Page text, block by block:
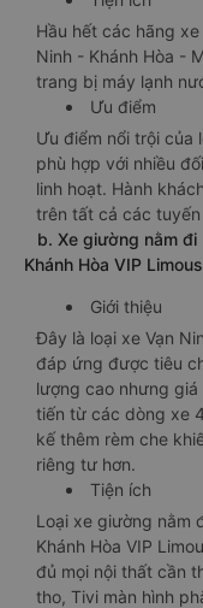
Hầu hết các hãng
Ninh - Khánh Hòa -
trang bị máy lạnh
Ưu điểm
Ưu điểm nổi trội của
phù hợp với nhiều
linh hoạt. Hành
trên tất cả các
b. Xe giường nằm đi
Khánh Hòa VIP
Giới thiệu
Đây là loại xe Vạn
đáp ứng được tiêu
lượng cao nhưng
tiến từ các dòng xe
kế thêm rèm che
riêng tư hơn.
Tiện ích
Loại xe giường nằm
Khánh Hòa VIP
đủ mọi nội thất cần
tho, Tivi màn hình